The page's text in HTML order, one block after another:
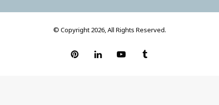
© Copyright 2026, All Rights Reserved.
PinterestLinkedInYouTubeTumblr